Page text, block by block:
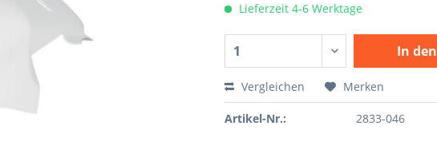
Lieferzeit 4-6 Werktage
In den
Vergleichen Merken
Artikel-Nr.: 2833-046